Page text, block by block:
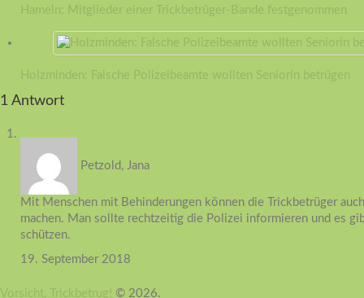
Hameln: Mitglieder einer Trickbetrüger-Bande festgenommen
Holzminden: Falsche Polizeibeamte wollten Seniorin betrügen
1 Antwort
Petzold, Jana
Mit Menschen mit Behinderungen können die Trickbetrüger
machen. Man sollte rechtzeitig die Polizei informieren und es
schützen.
19. September 2018
Vorsicht, Trickbetrug! © 2026.